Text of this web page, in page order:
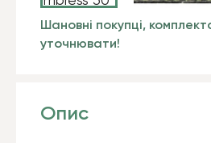
Шановні покупці,
уточнювати!
Опис